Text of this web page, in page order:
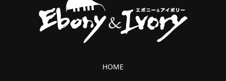
HOME